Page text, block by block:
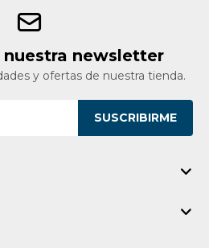
nuestra newsletter
y ofertas de nuestra tienda.
SUSCRIBIRME